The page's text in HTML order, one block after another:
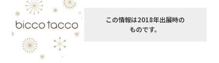
この情報は2018年出展時の
ものです。